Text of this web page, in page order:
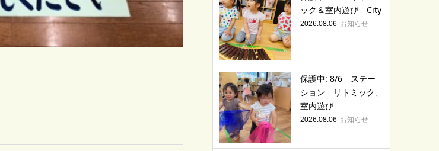
ック＆室内遊び City
2026.08.06 お知らせ
保護中: 8/6 ステー
ション リトミック、
室内遊び
2026.08.06 お知らせ